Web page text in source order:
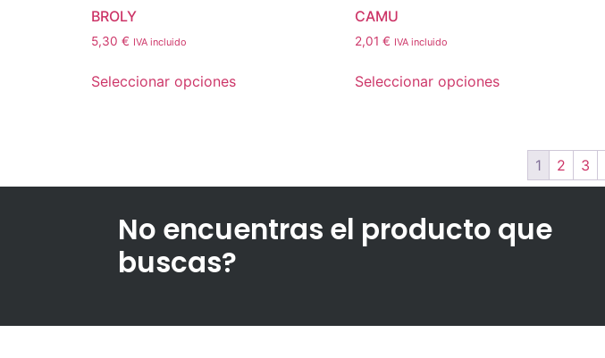
BROLY
5,30 € IVA incluido
Seleccionar opciones
CAMU
2,01 € IVA incluido
Seleccionar opciones
1 2 3
No encuentras el producto que
buscas?